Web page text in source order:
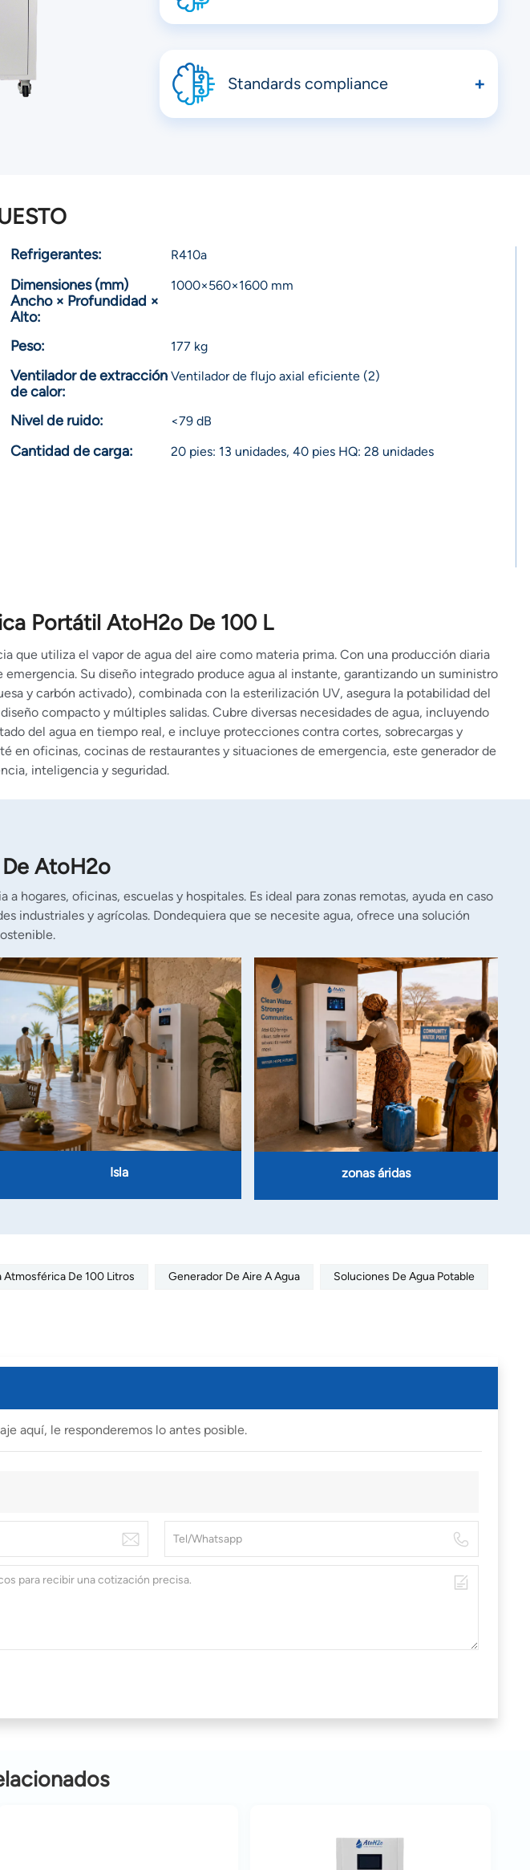
Reduces the need for plastic water bottles, logistic
Standards compliance
Complies with international drinking water safety
Refrigerantes: R410a
Dimensiones (mm)
Ancho × Profundidad ×
Alto:
1000×560×1600 mm
Peso: 177 kg
Ventilador de extracción
de calor:
Ventilador de flujo axial eficiente (2)
Nivel de ruido: <79 dB
Cantidad de carga: 20 pies: 13 unidades, 40 pies HQ: 28 unidades
Portátil AtoH2o De 100 L
que utiliza el vapor de agua del aire como materia prima. Con una producción diaria
Su diseño integrado produce agua al instante, garantizando un suministro
y carbón activado), combinada con la esterilización UV, asegura la potabilidad del
compacto y múltiples salidas. Cubre diversas necesidades de agua, incluyendo
del agua en tiempo real, e incluye protecciones contra cortes, sobrecargas y
en oficinas, cocinas de restaurantes y situaciones de emergencia, este generador de
inteligencia y seguridad.
AtoH2o
hogares, oficinas, escuelas y hospitales. Es ideal para zonas remotas, ayuda en caso
industriales y agrícolas. Dondequiera que se necesite agua, ofrece una solución
Isla zonas áridas
Atmosférica De 100 Litros Generador De Aire A Agua Soluciones De Agua Potable
aquí, le responderemos lo antes posible.